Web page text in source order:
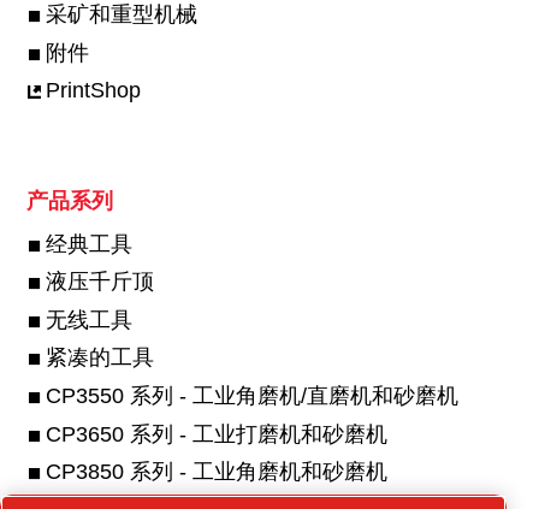
采矿和重型机械
附件
PrintShop
产品系列
经典工具
液压千斤顶
无线工具
紧凑的工具
CP3550 系列 - 工业角磨机/直磨机和砂磨机
CP3650 系列 - 工业打磨机和砂磨机
CP3850 系列 - 工业角磨机和砂磨机